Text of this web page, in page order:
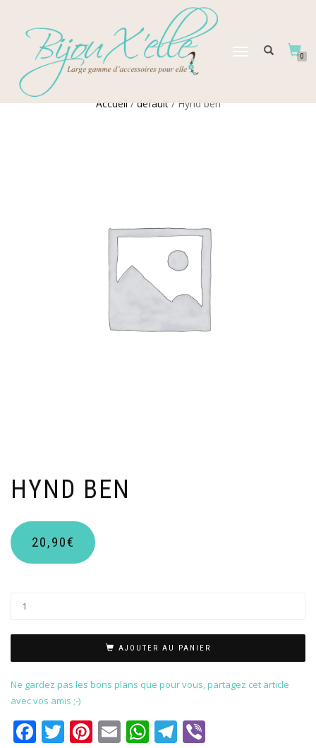
DÉPLIER
0
Accueil/default/ Hynd ben
HYND BEN
20,90€
AJOUTER AU PANIER
Ne gardez pas les bons plans que pour vous, partagez cet article
avec vos amis ;-)
Facebook
Twitter
Pinterest
EmailWhatsApp
Telegram